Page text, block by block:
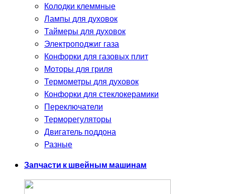
Колодки клеммные
Лампы для духовок
Таймеры для духовок
Электроподжиг газа
Конфорки для газовых плит
Моторы для гриля
Термометры для духовок
Конфорки для стеклокерамики
Переключатели
Терморегуляторы
Двигатель поддона
Разные
Запчасти к швейным машинам